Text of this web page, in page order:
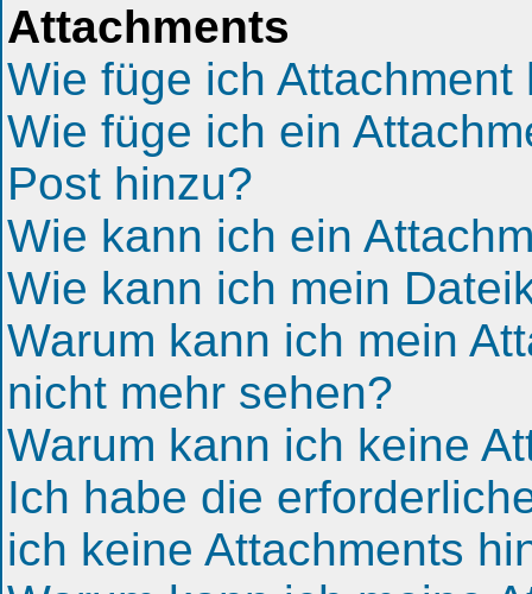
Attachments
Wie füge ich Attachment
Wie füge ich ein
Post hinzu?
Wie kann ich ein
Wie kann ich mein
Warum kann ich mein
nicht mehr sehen?
Warum kann ich keine
Ich habe die
ich keine Attachments